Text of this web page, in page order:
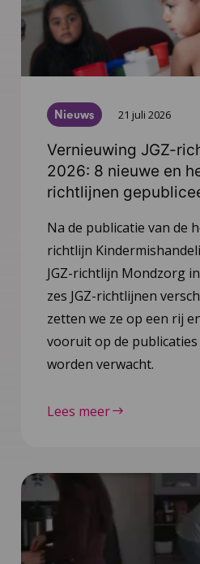
Nieuws 21 juli 2026
Vernieuwing JGZ-
2026: 8 nieuwe en
richtlijnen
Na de publicatie van de
richtlijn
JGZ-richtlijn Mondzorg
zes JGZ-richtlijnen
zetten we ze op een rij
vooruit op de
worden verwacht.
Lees meer